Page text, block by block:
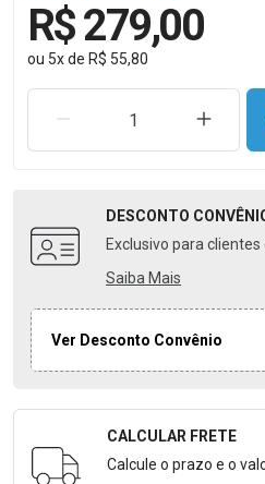
R$ 279,00
ou 5xde R$ 55,80
REMOVER UMA UNIDADE
DESCONTO
Exclusivo para
Saiba Mais
Ver Desconto Convênio
Formulário para
CALCULAR FRETE
Calcule o prazo e o